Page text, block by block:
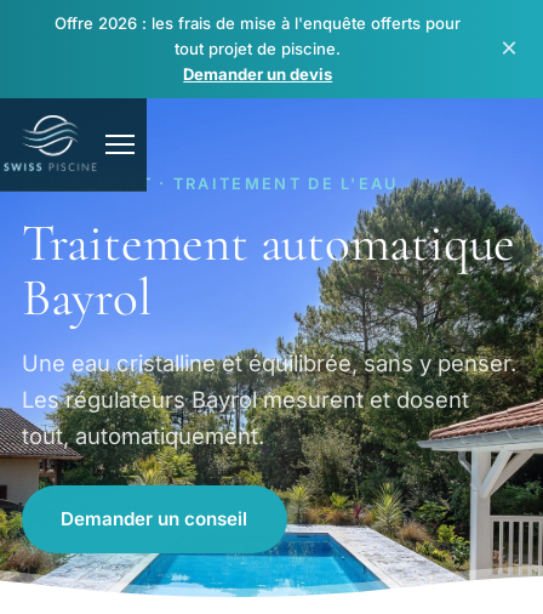
Offre 2026 : les frais de mise à l'enquête offerts pour
tout projet de piscine.
Demander un devis
×
Spas & bien-être
Rénovation & réparation
Entretien & équipements
ÉQUIPEMENT · TRAITEMENT DE L'EAU
Traitement automatique
Bayrol
Une eau cristalline et équilibrée, sans y penser.
Les régulateurs Bayrol mesurent et dosent
tout, automatiquement.
Demander un conseil